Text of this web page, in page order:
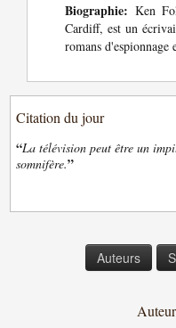
Biographie: Ken
Cardiff, est un
romans d'espionnage
Citation du jour
“La télévision peut être un
somnifère.”
Auteurs